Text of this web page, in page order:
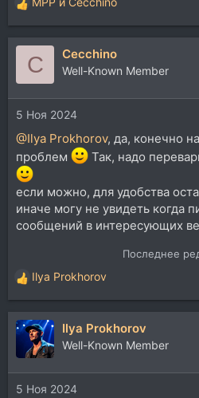
Р
е
а
и
и
:
C Cecchino
Well-Known Member
5 Ноя 2024
@Ilya Prokhorov, да, конечно
проблем
Так, надо
если можно, для удобства
иначе могу не увидеть когда
сообщений в интересующих
Последнее
Р
е
а
к
ц
и
и
:
Ilya Prokhorov
Ilya Prokhorov
Well-Known Member
5 Ноя 2024